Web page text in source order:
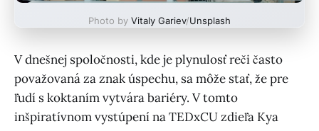
Photo by Vitaly Gariev/Unsplash
V dnešnej spoločnosti, kde je plynulosť reči často
považovaná za znak úspechu, sa môže stať, že pre
ľudí s koktaním vytvára bariéry. V tomto
inšpiratívnom vystúpení na TEDxCU zdieľa Kya